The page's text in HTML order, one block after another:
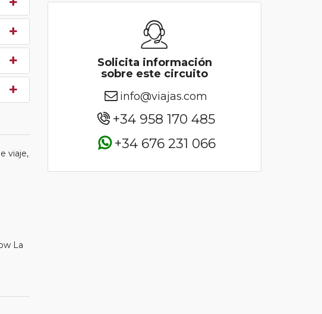
viaje,
La
Solicita información
sobre este circuito
info@viajas.com
+34 958 170 485
+34 676 231 066